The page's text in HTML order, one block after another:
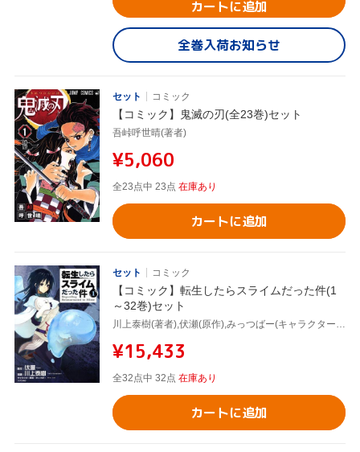
カートに追加
全巻入荷お知らせ
セット コミック
【コミック】鬼滅の刃(全23巻)セット
吾峠呼世晴(著者)
¥5,060
全23点中 23点 在庫あり
カートに追加
セット コミック
【コミック】転生したらスライムだった件(1
～32巻)セット
¥15,433
全32点中 32点 在庫あり
カートに追加